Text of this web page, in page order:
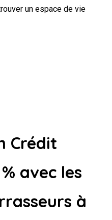
un espace de vie
Crédit
avec les
à